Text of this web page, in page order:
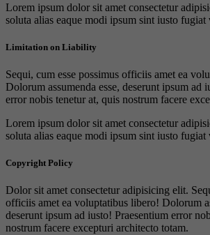
Lorem ipsum dolor sit amet consectetur
soluta alias eaque modi ipsum sint iusto
Limitation on Liability
Sequi, cum esse possimus officiis amet ea
Dolorum assumenda esse, deserunt ipsum ad
error nobis tenetur at, quis nostrum facere
Lorem ipsum dolor sit amet consectetur
soluta alias eaque modi ipsum sint iusto
Copyright Policy
Dolor sit amet consectetur adipisicing elit.
officiis amet ea voluptatibus libero! Dolorum
deserunt ipsum ad iusto! Praesentium error
nostrum facere excepturi architecto totam.